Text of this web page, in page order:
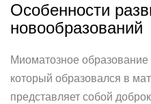
Особенности
новообразований
Миоматозное образование
который образовался в
представляет собой